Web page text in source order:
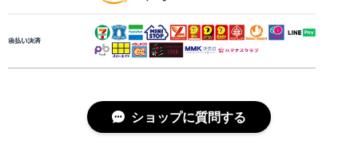
ショップに質問する